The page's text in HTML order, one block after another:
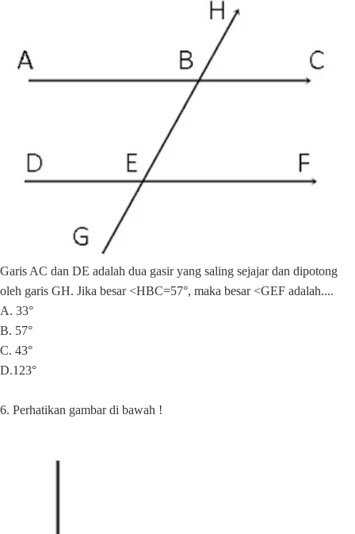
Garis AC dan DE adalah dua gasir yang saling sejajar dan dipotong
oleh garis GH. Jika besar <HBC=57°, maka besar <GEF adalah....
A. 33°
B. 57°
C. 43°
D.123°
6. Perhatikan gambar di bawah !